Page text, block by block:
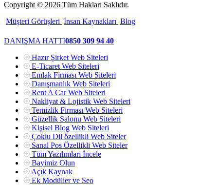
Copyright © 2026 Tüm Hakları Saklıdır.
Müşteri Görüşleri İnsan Kaynakları Blog
DANIŞMA HATTI0850 309 94 40
Hazır Şirket Web Siteleri
E-Ticaret Web Siteleri
Emlak Firması Web Siteleri
Danışmanlık Web Siteleri
Rent A Car Web Siteleri
Nakliyat & Lojistik Web Siteleri
Temizlik Firması Web Siteleri
Güzellik Salonu Web Siteleri
Kişisel Blog Web Siteleri
Çoklu Dil özellikli Web Siteler
Sanal Pos Özellikli Web Siteler
Tüm Yazılımları İncele
Bayimiz Olun
Açık Kaynak
Ek Modüller ve Seo